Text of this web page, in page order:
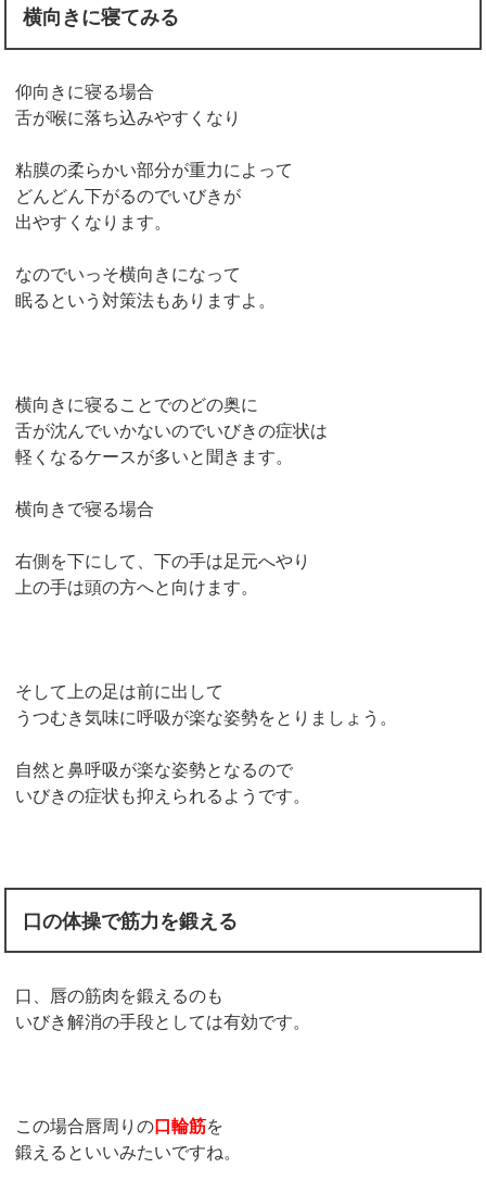
横向きに寝てみる
仰向きに寝る場合
舌が喉に落ち込みやすくなり
粘膜の柔らかい部分が重力によって
どんどん下がるのでいびきが
出やすくなります。
なのでいっそ横向きになって
眠るという対策法もありますよ。
横向きに寝ることでのどの奥に
舌が沈んでいかないのでいびきの症状は
軽くなるケースが多いと聞きます。
横向きで寝る場合
右側を下にして、下の手は足元へやり
上の手は頭の方へと向けます。
そして上の足は前に出して
うつむき気味に呼吸が楽な姿勢をとりましょう。
自然と鼻呼吸が楽な姿勢となるので
いびきの症状も抑えられるようです。
口の体操で筋力を鍛える
口、唇の筋肉を鍛えるのも
いびき解消の手段としては有効です。
この場合唇周りの口輪筋を
鍛えるといいみたいですね。